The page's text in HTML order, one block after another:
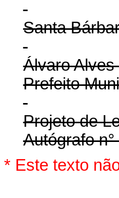
Santa
Álvaro Alves
Prefeito
Projeto de
Autógrafo
* Este texto